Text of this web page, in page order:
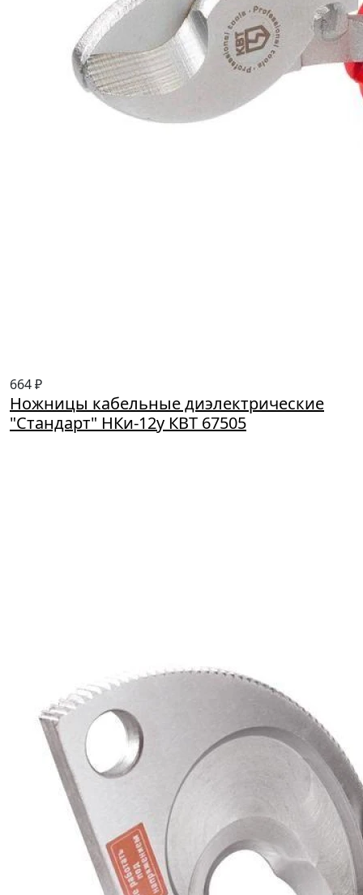
664 ₽
Ножницы кабельные диэлектрические
"Стандарт" НКи-12у КВТ 67505